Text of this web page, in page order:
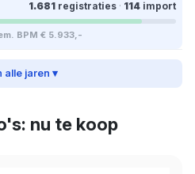
1.681 registraties · 114 import
BPM € 5.933,-
alle jaren ▾
nu te koop